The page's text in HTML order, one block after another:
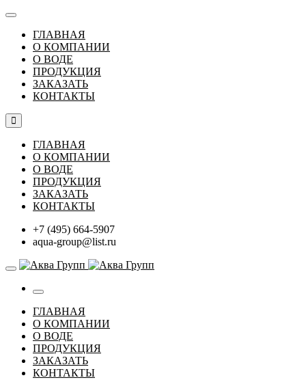
ГЛАВНАЯ
О КОМПАНИИ
О ВОДЕ
ПРОДУКЦИЯ
ЗАКАЗАТЬ
КОНТАКТЫ
ГЛАВНАЯ
О КОМПАНИИ
О ВОДЕ
ПРОДУКЦИЯ
ЗАКАЗАТЬ
КОНТАКТЫ
+7 (495) 664-5907
aqua-group@list.ru
ГЛАВНАЯ
О КОМПАНИИ
О ВОДЕ
ПРОДУКЦИЯ
ЗАКАЗАТЬ
КОНТАКТЫ